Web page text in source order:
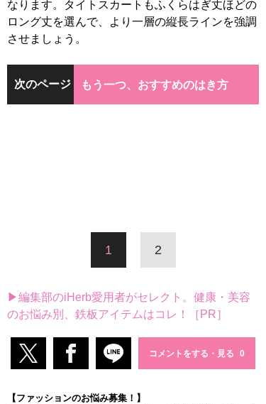
なります。タイトスカートもふくらはぎ丈ほどの
ロング丈を選んで、より一層の縦長ラインを強調
させましょう。
次のページ もう一つ、おすすめのはき方
1 2
▶編集部のiHerb愛用者がセレクト。健康・美容
のお悩み別、鉄板アイテムはコレ！［PR］
コメントをする・見る
【ファッションのお悩み募集！】